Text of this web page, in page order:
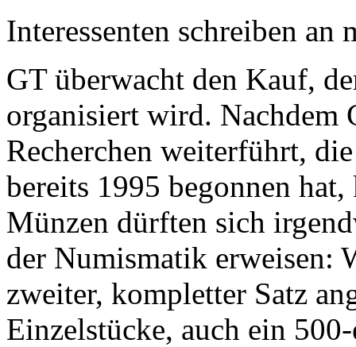
Interessenten schreiben
GT überwacht den Kauf,
organisiert wird. Nachdem
Recherchen weiterführt,
bereits 1995 begonnen
Münzen dürften sich
der Numismatik erweisen:
zweiter, kompletter Satz
Einzelstücke, auch ein